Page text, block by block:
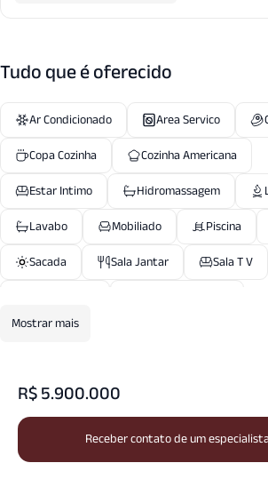
Tudo que é oferecido
Ar Condicionado Area Servico
Copa Cozinha
Cozinha Americana
Estar Intimo
Hidromassagem
Lavabo
Mobiliado Piscina
Sacada
Sala Jantar Sala T V
Mostrar mais
R$ 5.900.000
Receber contato de um